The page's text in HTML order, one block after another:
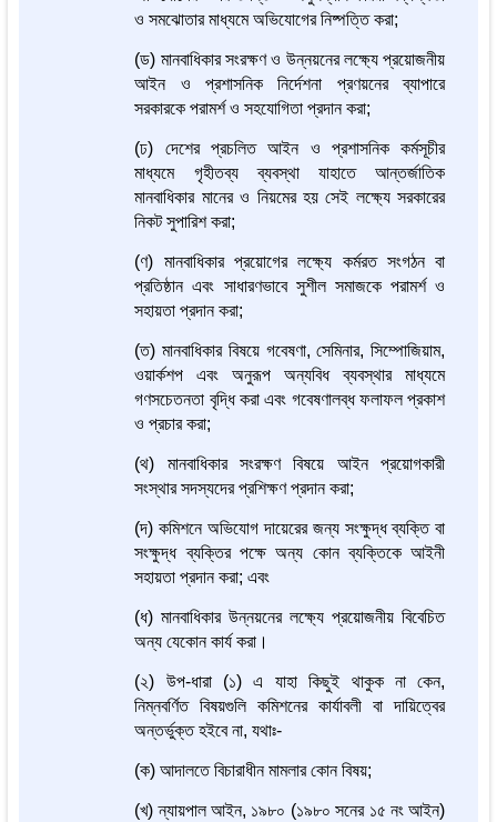
ও সমঝোতার মাধ্যমে অভিযোগের নিষ্পত্তি করা;
(ড) মানবাধিকার সংরক্ষণ ও উন্নয়নের লক্ষ্যে প্রয়োজনীয়
আইন ও প্রশাসনিক নির্দেশনা প্রণয়নের ব্যাপারে
সরকারকে পরামর্শ ও সহযোগিতা প্রদান করা;
(ঢ) দেশের প্রচলিত আইন ও প্রশাসনিক কর্মসূচীর
মাধ্যমে গৃহীতব্য ব্যবস্থা যাহাতে আন্তর্জাতিক
মানবাধিকার মানের ও নিয়মের হয় সেই লক্ষ্যে সরকারের
নিকট সুপারিশ করা;
(ণ) মানবাধিকার প্রয়োগের লক্ষ্যে কর্মরত সংগঠন বা
প্রতিষ্ঠান এবং সাধারণভাবে সুশীল সমাজকে পরামর্শ ও
সহায়তা প্রদান করা;
(ত) মানবাধিকার বিষয়ে গবেষণা, সেমিনার, সিম্পোজিয়াম,
ওয়ার্কশপ এবং অনুরূপ অন্যবিধ ব্যবস্থার মাধ্যমে
গণসচেতনতা বৃদ্ধি করা এবং গবেষণালব্ধ ফলাফল প্রকাশ
ও প্রচার করা;
(থ) মানবাধিকার সংরক্ষণ বিষয়ে আইন প্রয়োগকারী
সংস্থার সদস্যদের প্রশিক্ষণ প্রদান করা;
(দ) কমিশনে অভিযোগ দায়েরের জন্য সংক্ষুদ্ধ ব্যক্তি বা
সংক্ষুদ্ধ ব্যক্তির পক্ষে অন্য কোন ব্যক্তিকে আইনী
সহায়তা প্রদান করা; এবং
(ধ) মানবাধিকার উন্নয়নের লক্ষ্যে প্রয়োজনীয় বিবেচিত
অন্য যেকোন কার্য করা।
(২) উপ-ধারা (১) এ যাহা কিছুই থাকুক না কেন,
নিম্নবর্ণিত বিষয়গুলি কমিশনের কার্যাবলী বা দায়িত্বের
অন্তর্ভুক্ত হইবে না, যথাঃ-
(ক) আদালতে বিচারাধীন মামলার কোন বিষয়;
(খ) ন্যায়পাল আইন, ১৯৮০ (১৯৮০ সনের ১৫ নং আইন)